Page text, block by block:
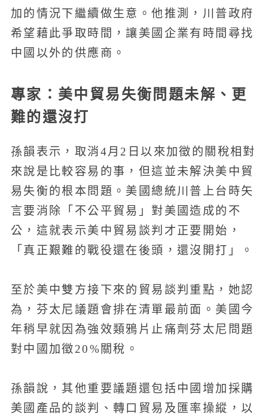
加的情況下繼續做生意。他推測，川普政府
希望藉此爭取時間，讓美國企業有時間尋找
中國以外的供應商。
專家：美中貿易失衡問題未解、更
難的還沒打
孫韻表示，取消4月2日以來加徵的關稅相對
來說是比較容易的事，但這並未解決美中貿
易失衡的根本問題。美國總統川普上台時矢
言要消除「不公平貿易」對美國造成的不
公，這就表示美中貿易談判才正要開始，
「真正艱難的戰役還在後頭，還沒開打」。
至於美中雙方接下來的貿易談判重點，她認
為，芬太尼議題會排在清單最前面。美國今
年稍早就因為強效類鴉片止痛劑芬太尼問題
對中國加徵20%關稅。
孫韻說，其他重要議題還包括中國增加採購
美國產品的談判、轉口貿易及匯率操縱，以